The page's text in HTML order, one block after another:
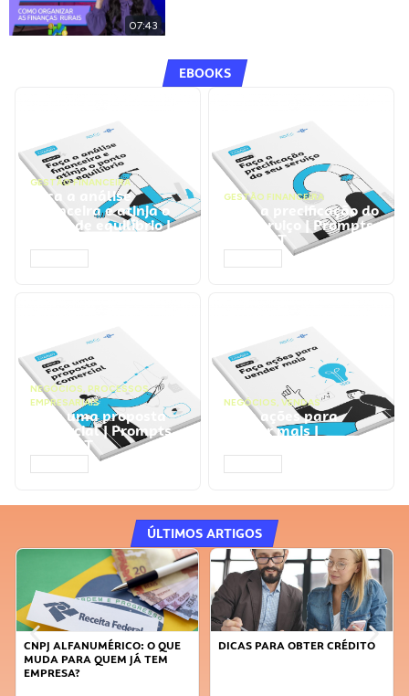
07:43
EBOOKS
GESTÃO FINANCEIRA
Faça a análise
financeira e atinja o
ponto de equilíbrio |
GESTÃO FINANCEIRA
Faça a precificação do
seu serviço | Prompts
ChatGPT
NEGÓCIOS, PROCESSOS
EMPRESARIAIS
Faça uma proposta
comercial | Prompts
ChatGPT
NEGÓCIOS, VENDAS
Faça ações para
vender mais |
ÚLTIMOS ARTIGOS
DICAS PARA OBTER CRÉDITO
FAÇA A DIFERENÇA: SEJA